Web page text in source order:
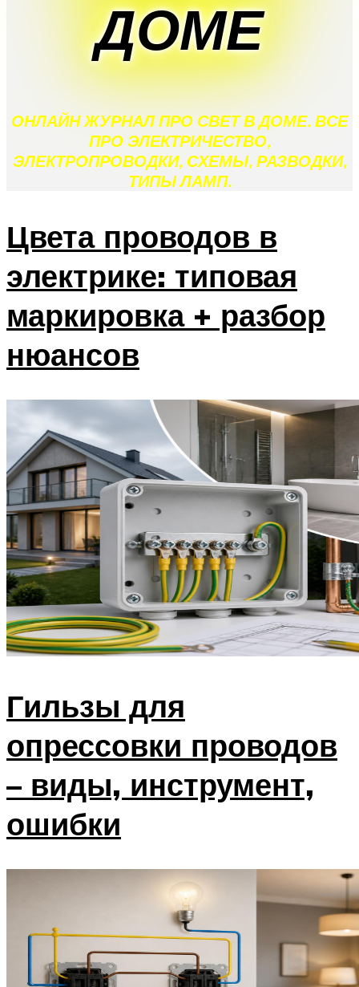
ДОМЕ
ОНЛАЙН ЖУРНАЛ ПРО СВЕТ В ДОМЕ. ВСЕ
ПРО ЭЛЕКТРИЧЕСТВО,
ЭЛЕКТРОПРОВОДКИ, СХЕМЫ, РАЗВОДКИ,
ТИПЫ ЛАМП.
Цвета проводов в
электрике: типовая
маркировка + разбор
нюансов
Гильзы для
опрессовки проводов
– виды, инструмент,
ошибки